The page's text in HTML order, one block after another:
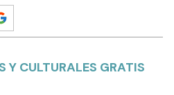
Y CULTURALES GRATIS